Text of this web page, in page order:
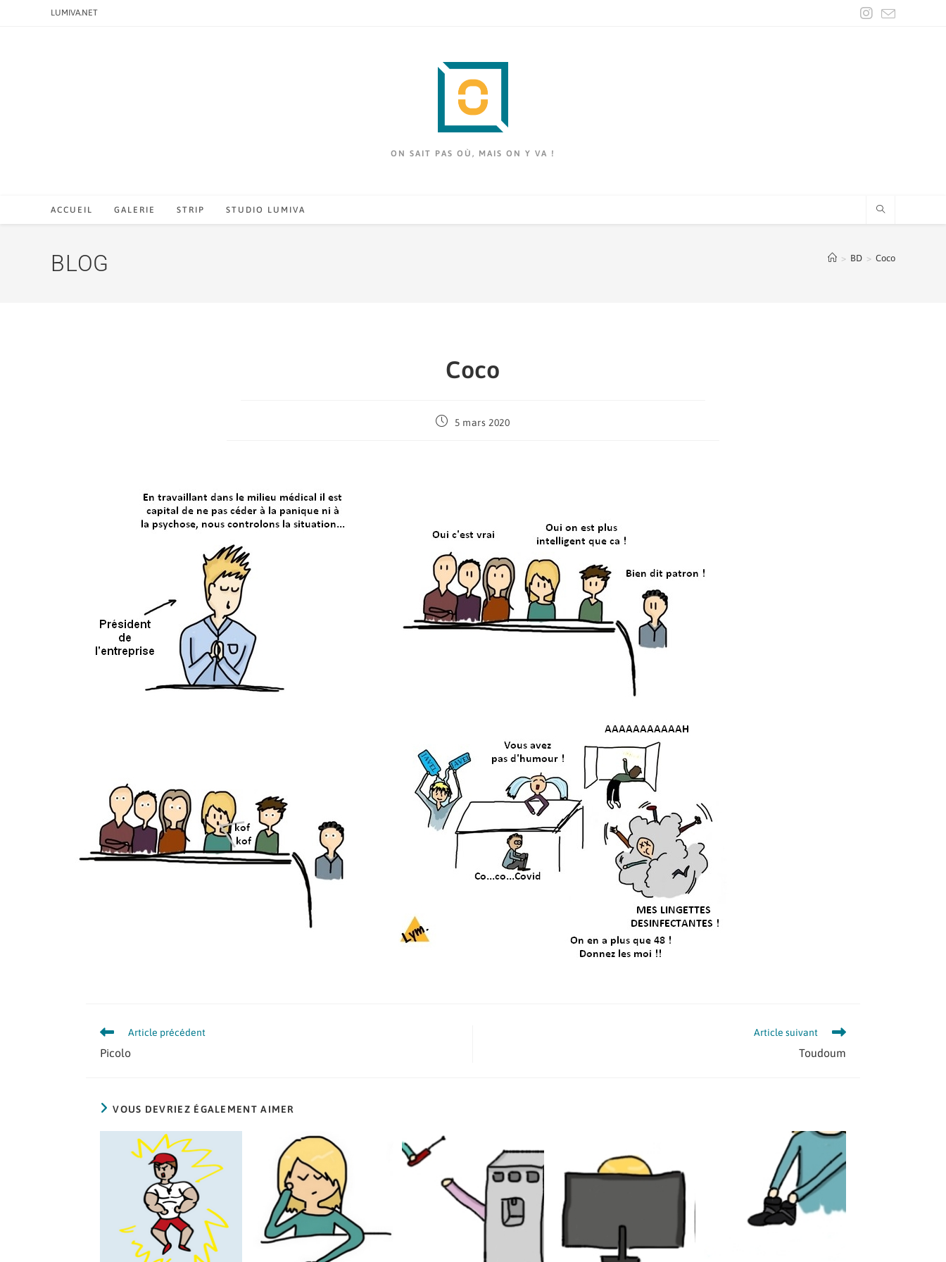
LUMIVA.NET
ON SAIT PAS OÙ, MAIS ON Y VA !
ACCUEIL GALERIE STRIP STUDIO LUMIVA
BLOG > BD > Coco
Coco
5 mars 2020
Article précédent
Picolo
Article suivant
Toudoum
VOUS DEVRIEZ ÉGALEMENT AIMER